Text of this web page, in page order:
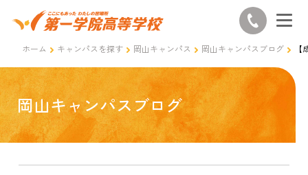
ホーム キャンパスを探す 岡山キャンパス 岡山キャンパスブログ
岡山キャンパスブログ